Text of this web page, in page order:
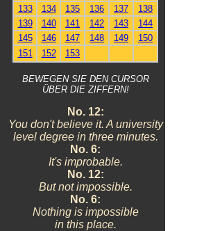
133
134 135 136 137
138
139
140 141 142 143
144
145
146 147 148 149
150
151
152 153
BEWEGEN SIE DEN CURSOR
ÜBER DIE ZIFFERN!
No. 12:
You don't believe it. A university
level degree in three minutes.
No. 6:
It's improbable.
No. 12:
But not impossible.
No. 6:
Nothing is impossible
in this place.